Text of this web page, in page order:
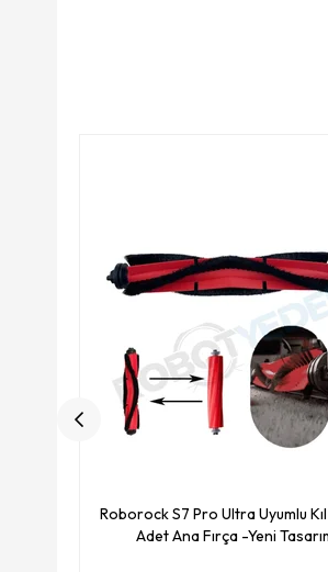
Roborock S7 Pro Ultra Uyumlu Kıl
Adet Ana Fırça -Yeni